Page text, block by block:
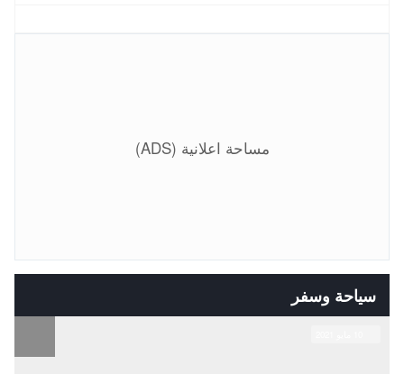
مساحة اعلانية (ADS)
سياحة وسفر